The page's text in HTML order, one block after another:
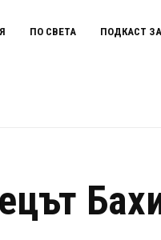
ПО СВЕТА ПОДКАСТ